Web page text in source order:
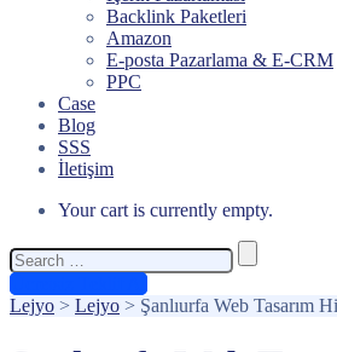
Backlink Paketleri
Amazon
E-posta Pazarlama & E-CRM
PPC
Case
Blog
SSS
İletişim
Your cart is currently empty.
Search
for:
Lejyo > Lejyo > Şanlıurfa Web Tasarım